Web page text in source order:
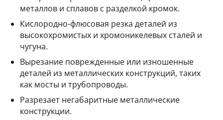
металлов и сплавов с разделкой кромок.
Кислородно-флюсовая резка деталей из
высокохромистых и хромоникелевых сталей и
чугуна.
Вырезание поврежденные или изношенные
деталей из металлических конструкций, таких
как мосты и трубопроводы.
Разрезает негабаритные металлические
конструкции.